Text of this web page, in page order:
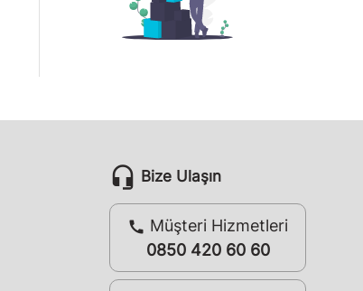
headset_mic Bize Ulaşın
call Müşteri Hizmetleri
0850 420 60 60